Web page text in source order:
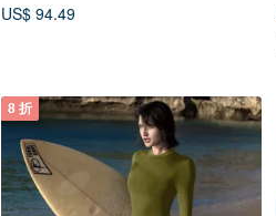
US$ 94.49
8 折